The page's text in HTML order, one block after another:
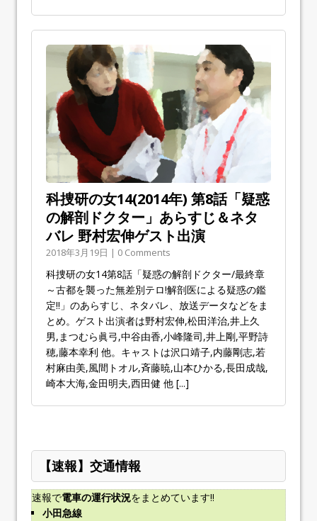
科捜研の女14(2014年) 第8話「疑惑
の解剖ドクター」あらすじ＆ネタ
バレ 野村宏伸ゲスト出演
2018年3月19日 | 0 Comments
科捜研の女14第8話「疑惑の解剖ドクター/最終章
～古都を襲った無差別テロ!解剖医による疑惑の鑑
定!!」のあらすじ、ネタバレ、放送データなどをま
とめ。ゲスト出演者は野村宏伸,松田洋治,井上久
男,まつむら眞弓,中谷由香,小峰隆司,井上剛,平野詩
穂,藤本幸利 他。キャストは沢口靖子,内藤剛志,若
村麻由美,風間トオル,斉藤暁,山本ひかる,長田成哉,
崎本大海,金田明夫,西田健 他 [...]
【速報】交通情報
速報で電車の運行状況をまとめています!!
小田急線